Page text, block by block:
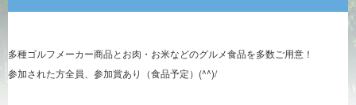
多種ゴルフメーカー商品とお肉・お米などのグルメ食品を多数ご用意！
参加された方全員、参加賞あり（食品予定）(^^)/